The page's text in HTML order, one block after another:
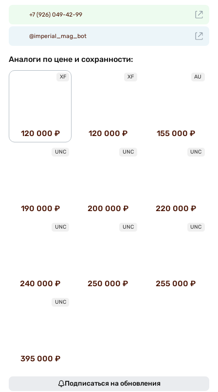
+7 (926) 049-42-99
@imperial_mag_bot
Аналоги по цене и сохранности:
XF
120 000 ₽
XF
120 000 ₽
AU
155 000 ₽
UNC
190 000 ₽
UNC
200 000 ₽
UNC
220 000 ₽
UNC
240 000 ₽
UNC
250 000 ₽
UNC
255 000 ₽
UNC
395 000 ₽
Подписаться на обновления